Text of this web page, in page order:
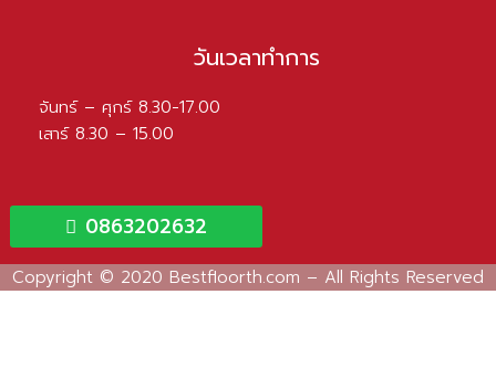
วันเวลาทำการ
จันทร์ – ศุกร์ 8.30-17.00
เสาร์ 8.30 – 15.00
0863202632
Copyright © 2020 Bestfloorth.com – All Rights Reserved